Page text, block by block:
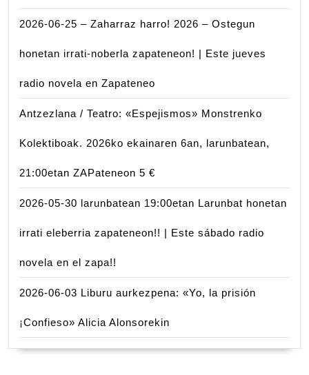
2026-06-25 – Zaharraz harro! 2026 – Ostegun
honetan irrati-noberla zapateneon! | Este jueves
radio novela en Zapateneo
Antzezlana / Teatro: «Espejismos» Monstrenko
Kolektiboak. 2026ko ekainaren 6an, larunbatean,
21:00etan ZAPateneon 5 €
2026-05-30 larunbatean 19:00etan Larunbat honetan
irrati eleberria zapateneon!! | Este sábado radio
novela en el zapa!!
2026-06-03 Liburu aurkezpena: «Yo, la prisión
¡Confieso» Alicia Alonsorekin